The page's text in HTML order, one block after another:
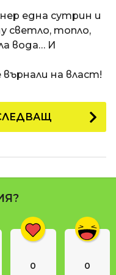
една сутрин и
светло, топло,
вода… И
на власт!
0 0